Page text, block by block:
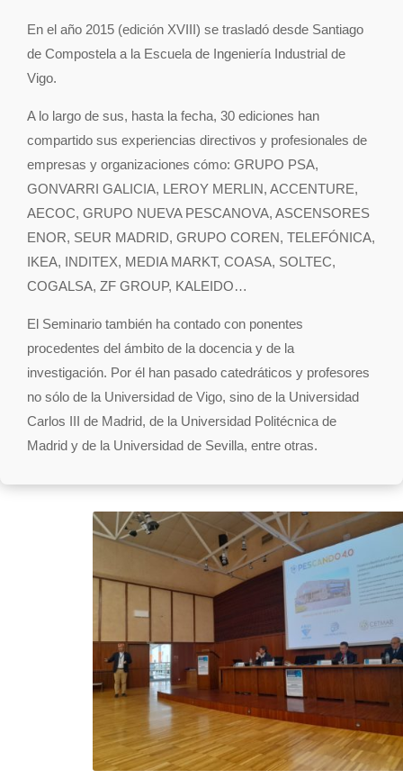
En el año 2015 (edición XVIII) se trasladó desde Santiago
de Compostela a la Escuela de Ingeniería Industrial de
Vigo.
A lo largo de sus, hasta la fecha, 30 ediciones han
compartido sus experiencias directivos y profesionales de
empresas y organizaciones cómo: GRUPO PSA,
GONVARRI GALICIA, LEROY MERLIN, ACCENTURE,
AECOC, GRUPO NUEVA PESCANOVA, ASCENSORES
ENOR, SEUR MADRID, GRUPO COREN, TELEFÓNICA,
IKEA, INDITEX, MEDIA MARKT, COASA, SOLTEC,
COGALSA, ZF GROUP, KALEIDO…
El Seminario también ha contado con ponentes
procedentes del ámbito de la docencia y de la
investigación. Por él han pasado catedráticos y profesores
no sólo de la Universidad de Vigo, sino de la Universidad
Carlos III de Madrid, de la Universidad Politécnica de
Madrid y de la Universidad de Sevilla, entre otras.